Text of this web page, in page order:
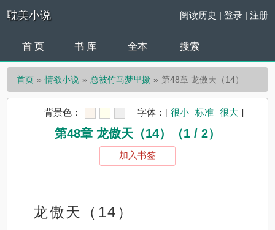
耽美小说 阅读历史 | 登录| 注册
首 页 书 库 全本 搜索
首页 情欲小说 总被竹马梦里撅 第48章 龙傲天（14）
背景色： 字体： [ 很小 标准 很大 ]
第48章 龙傲天（14）（1 / 2）
加入书签
龙傲天（14）